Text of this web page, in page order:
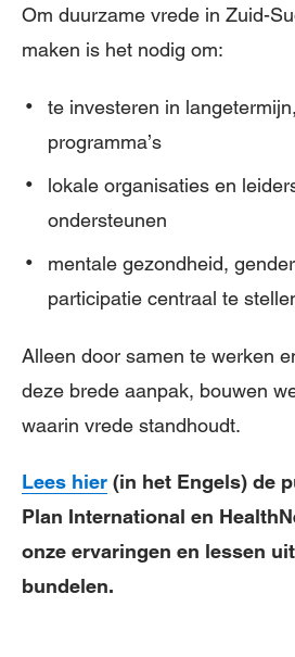
Om duurzame vrede in Zuid-
maken is het nodig om:
te investeren in
programma’s
lokale organisaties en
ondersteunen
mentale gezondheid,
participatie centraal te
Alleen door samen te werken
deze brede aanpak, bouwen
waarin vrede standhoudt.
Lees hier (in het Engels) de
Plan International en
onze ervaringen en lessen
bundelen.